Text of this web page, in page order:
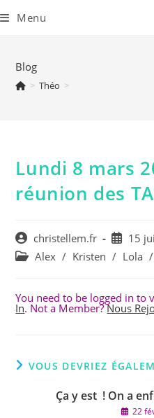
to
content
Menu
Blog
> Théo >
Lundi 8 mars
réunion des
Auteur/autrice
de
christellem.fr
publiée :
15
Post Alex / Kristen / Lola /
You need to be logged in to
In. Not a Member?Nous
VOUS DEVRIEZ
Ça y est ! On a
22